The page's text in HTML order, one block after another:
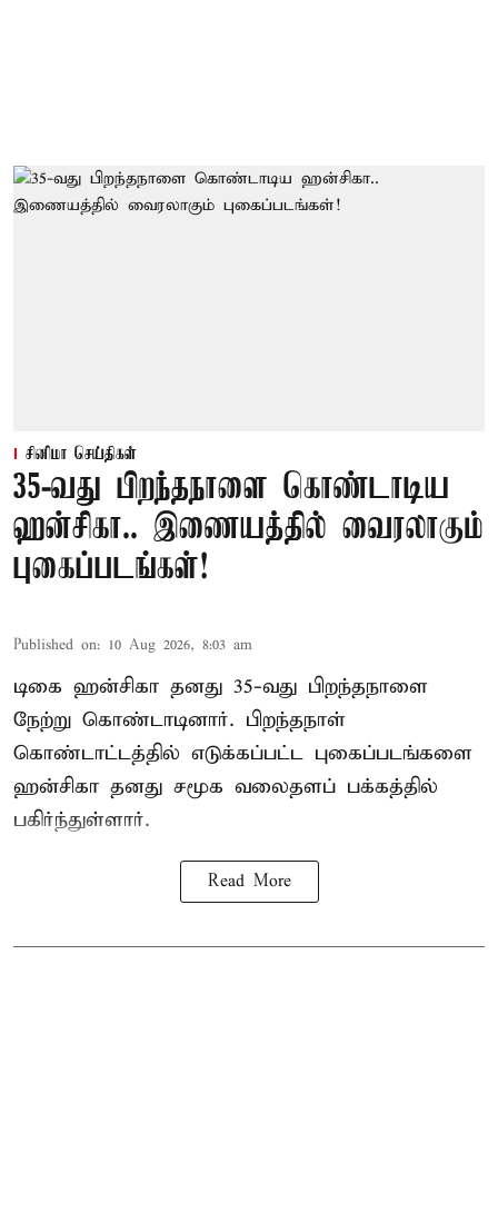
சினிமா செய்திகள்
35-வது பிறந்தநாளை கொண்டாடிய
ஹன்சிகா.. இணையத்தில் வைரலாகும்
புகைப்படங்கள்!
Published on: 10 Aug 2026, 8:03 am
டிகை ஹன்சிகா தனது 35-வது பிறந்தநாளை
நேற்று கொண்டாடினார். பிறந்தநாள்
கொண்டாட்டத்தில் எடுக்கப்பட்ட புகைப்படங்களை
ஹன்சிகா தனது சமூக வலைதளப் பக்கத்தில்
பகிர்ந்துள்ளார்.
Read More